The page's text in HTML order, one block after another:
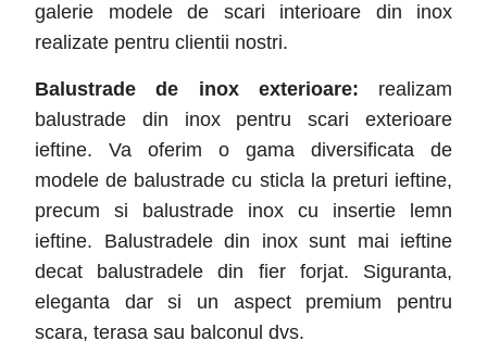
galerie modele de scari interioare din inox
realizate pentru clientii nostri.
Balustrade de inox exterioare: realizam
balustrade din inox pentru scari exterioare
ieftine. Va oferim o gama diversificata de
modele de balustrade cu sticla la preturi ieftine,
precum si balustrade inox cu insertie lemn
ieftine. Balustradele din inox sunt mai ieftine
decat balustradele din fier forjat. Siguranta,
eleganta dar si un aspect premium pentru
scara, terasa sau balconul dvs.